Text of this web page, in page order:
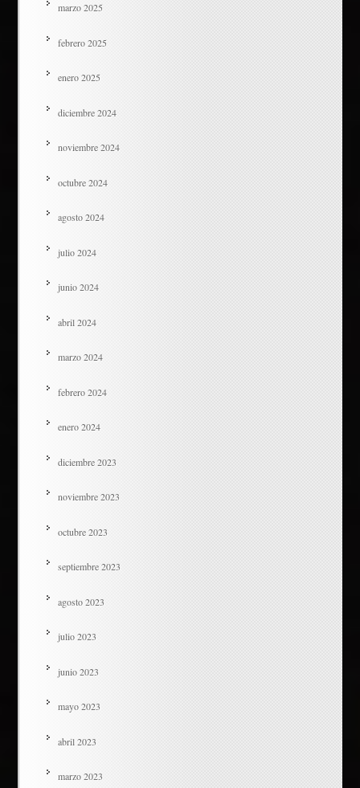
marzo 2025
febrero 2025
enero 2025
diciembre 2024
noviembre 2024
octubre 2024
agosto 2024
julio 2024
junio 2024
abril 2024
marzo 2024
febrero 2024
enero 2024
diciembre 2023
noviembre 2023
octubre 2023
septiembre 2023
agosto 2023
julio 2023
junio 2023
mayo 2023
abril 2023
marzo 2023